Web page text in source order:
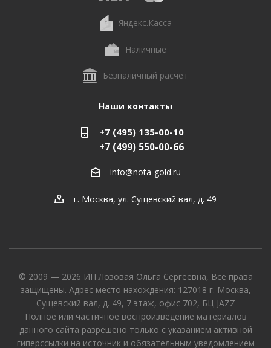
Яндекс.Касса
Наличные
Безналичный расчет
Наши контакты
+7 (495) 135-00-10
+7 (499) 550-00-66
info@nota-gold.ru
г. Москва, ул. Сущевский вал, д. 49
© 2009 — 2026 ИП Лозовая Ольга Сергеевна, Все права
защищены. Адрес место нахождения: 127018 г. Москва,
Сущевский вал, д. 49, 7 этаж, офис 702, БЦ JAZZ
Полное или частичное воспроизведение материалов
данного сайта разрешено только с указанием активной
гиперссылки на источник и обязательным уведомлением